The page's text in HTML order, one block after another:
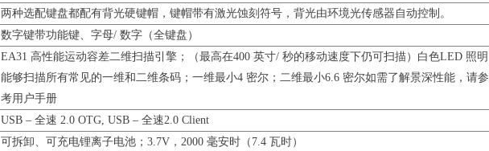
两种选配键盘都配有背光硬键帽，键帽带有激光蚀刻符号，背光由环境光传感器自动控制。
数字键带功能键、 字母/ 数字（全键盘）
EA31 高性能运动容差二维扫描引擎；（最高在400 英寸/ 秒的移动速度下仍可扫描）白色LED 照明
能够扫描所有常见的一维和二维条码；一维最小4 密尔；二维最小6.6 密尔如需了解景深性能，请参
考用户手册
USB – 全速 2.0 OTG, USB – 全速2.0 Client
可拆卸、可充电锂离子电池；3.7V，2000 毫安时（7.4 瓦时）